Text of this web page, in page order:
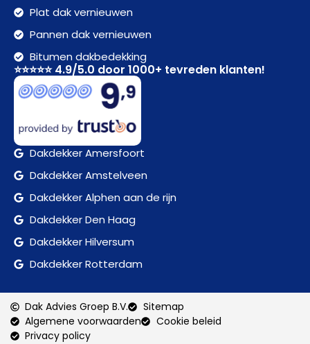
Plat dak vernieuwen
Pannen dak vernieuwen
Bitumen dakbedekking
⭐⭐⭐⭐⭐ 4.9/5.0 door 1000+ tevreden klanten!
Dakdekker Amersfoort
Dakdekker Amstelveen
Dakdekker Alphen aan de rijn
Dakdekker Den Haag
Dakdekker Hilversum
Dakdekker Rotterdam
Dak Advies Groep B.V.
Sitemap
Algemene voorwaarden
Cookie beleid
Privacy policy